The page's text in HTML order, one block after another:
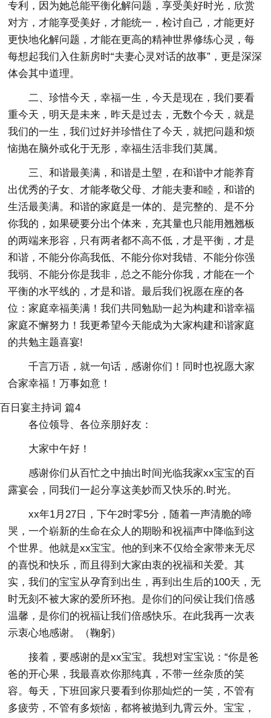
专利，因为她总能平衡化解问题，享受美好时光，欣赏
对方，才能享受美好，才能统一，检讨自己，才能更好
更快地化解问题，才能在更高的精神世界修练心灵，每
每想起我们入住新房时“夫妻心灵对话的故事”，更是深深
体会其中道理。
二、珍惜今天，幸福一生，今天是现在，我们要看
重今天，明天是未来，昨天是过去，无数个今天，就是
我们的一生，我们过好并珍惜住了今天，就把问题和烦
恼抛在脑外或化于无形，幸福生活非我们莫属。
三、和谐最美满，和谐是土塱，在和谐中才能养育
出优秀的子女、才能孝敬父母、才能夫妻和睦，和谐的
生活最美满。和谐的家庭是一体的、是完整的、是不分
你我的，如果硬要分出个体来，充其量也只能用翘翘板
的两端来形容，只有两者都不高不低，才是平衡，才是
和谐，不能分你高我低、不能分你对我错、不能分你强
我弱、不能分你是我非，总之不能分你我，才能在一个
平衡的水平线的，才是和谐。最后我们祝愿在座的各
位：家庭幸福美满！我们共同勉励一起为构建和谐幸福
家庭不懈努力！我更希望今天能成为大家构建和谐家庭
的共勉主题喜宴!
千言万语，就一句话，感谢你们！同时也祝愿大家
合家幸福！万事如意！
百日宴主持词 篇4
各位领导、各位亲朋好友：
大家中午好！
感谢你们从百忙之中抽出时间光临我家xx宝宝的百
露宴会，同我们一起分享这美妙而又快乐的.时光。
xx年1月27日，下午2时零5分，随着一声清脆的啼
哭，一个崭新的生命在众人的期盼和祝福声中降临到这
个世界。他就是xx宝宝。他的到来不仅给全家带来无尽
的喜悦和快乐，而且得到大家由衷的祝福和关爱。其
实，我们的宝宝从孕育到出生，再到出生后的100天，无
时无刻不被大家的爱所环抱。是你们的问侯让我们倍感
温馨，是你们的祝福让我们倍感快乐。在此我再一次表
示衷心地感谢。（鞠躬）
接着，要感谢的是xx宝宝。我想对宝宝说：“你是爸
爸的开心果，我最喜欢你那纯真，不带一丝杂质的笑
容。每天，下班回家只要看到你那灿烂的一笑，不管有
多疲劳，不管有多烦恼，都将被抛到九霄云外。宝宝，